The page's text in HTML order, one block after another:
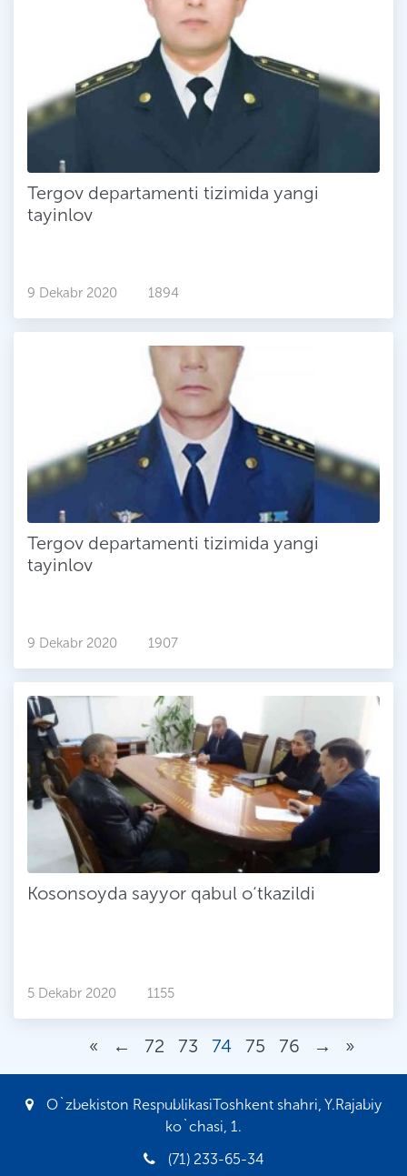
Tergov departamenti tizimida yangi
tayinlov
9 Dekabr 2020 1894
Tergov departamenti tizimida yangi
tayinlov
9 Dekabr 2020 1907
Kosonsoyda sayyor qabul o‘tkazildi
5 Dekabr 2020 1155
« ← 72 73 74 75 76 → »
O`zbekiston RespublikasiToshkent shahri, Y.Rajabiy
ko`chasi, 1.
(71) 233-65-34